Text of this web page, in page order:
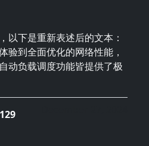
以下是重新表述后的文本：
验到全面优化的网络性能，
动负载调度功能皆提供了极